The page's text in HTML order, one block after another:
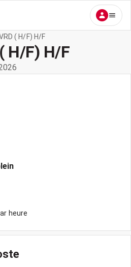
( H/F) H/F
H/F) H/F
heure